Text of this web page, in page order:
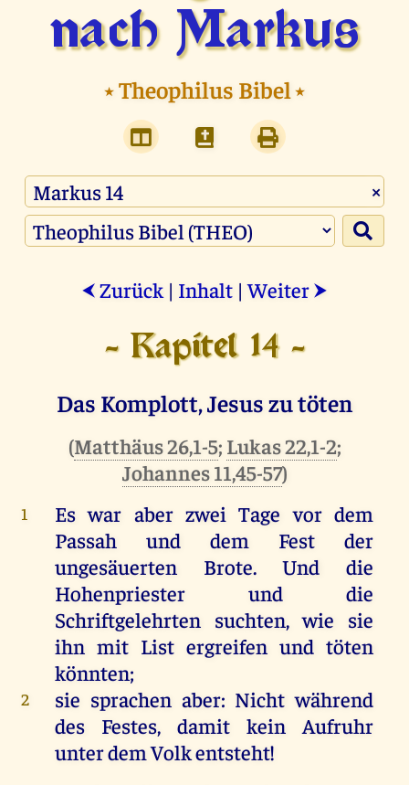
nach Markus
⭑Theophilus Bibel⭑
×
⮜ Zurück | Inhalt |Weiter ⮞
- Kapitel 14 -
Das Komplott, Jesus zu töten
(Matthäus 26,1-5; Lukas 22,1-2;
Johannes 11,45-57)
1 Es war aber zwei Tage vor dem
Passah und dem Fest
der
ungesäuerten Brote.Und
die
Hohenpriester
und
die
Schriftgelehrten suchten,wie sie
ihn mit List ergreifen und töten
könnten;
2 sie sprachen aber: Nicht während
des
Festes, damit kein
Aufruhr
unterdemVolkentsteht!